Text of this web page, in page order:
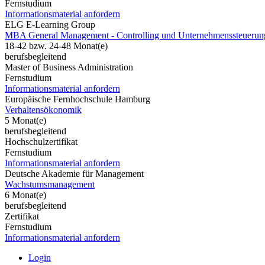
Fernstudium
Informationsmaterial anfordern
ELG E-Learning Group
MBA General Management - Controlling und
18-42 bzw. 24-48 Monat(e)
berufsbegleitend
Master of Business Administration
Fernstudium
Informationsmaterial anfordern
Europäische Fernhochschule Hamburg
Verhaltensökonomik
5 Monat(e)
berufsbegleitend
Hochschulzertifikat
Fernstudium
Informationsmaterial anfordern
Deutsche Akademie für Management
Wachstumsmanagement
6 Monat(e)
berufsbegleitend
Zertifikat
Fernstudium
Informationsmaterial anfordern
Login